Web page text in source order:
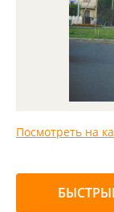
Посмотреть на